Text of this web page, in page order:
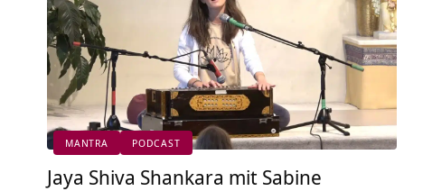
MANTRA PODCAST
Jaya Shiva Shankara mit Sabine